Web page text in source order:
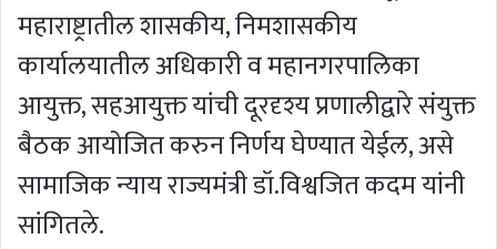
महाराष्ट्रातील शासकीय, निमशासकीय
कार्यालयातील अधिकारी व महानगरपालिका
आयुक्त, सहआयुक्त यांची दूरदृश्य प्रणालीद्वारे संयुक्त
बैठक आयोजित करुन निर्णय घेण्यात येईल, असे
सामाजिक न्याय राज्यमंत्री डॉ.विश्वजित कदम यांनी
सांगितले.